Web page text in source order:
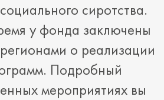
сиротства.
у фонда заключены
о реализации
Подробный
мероприятиях вы